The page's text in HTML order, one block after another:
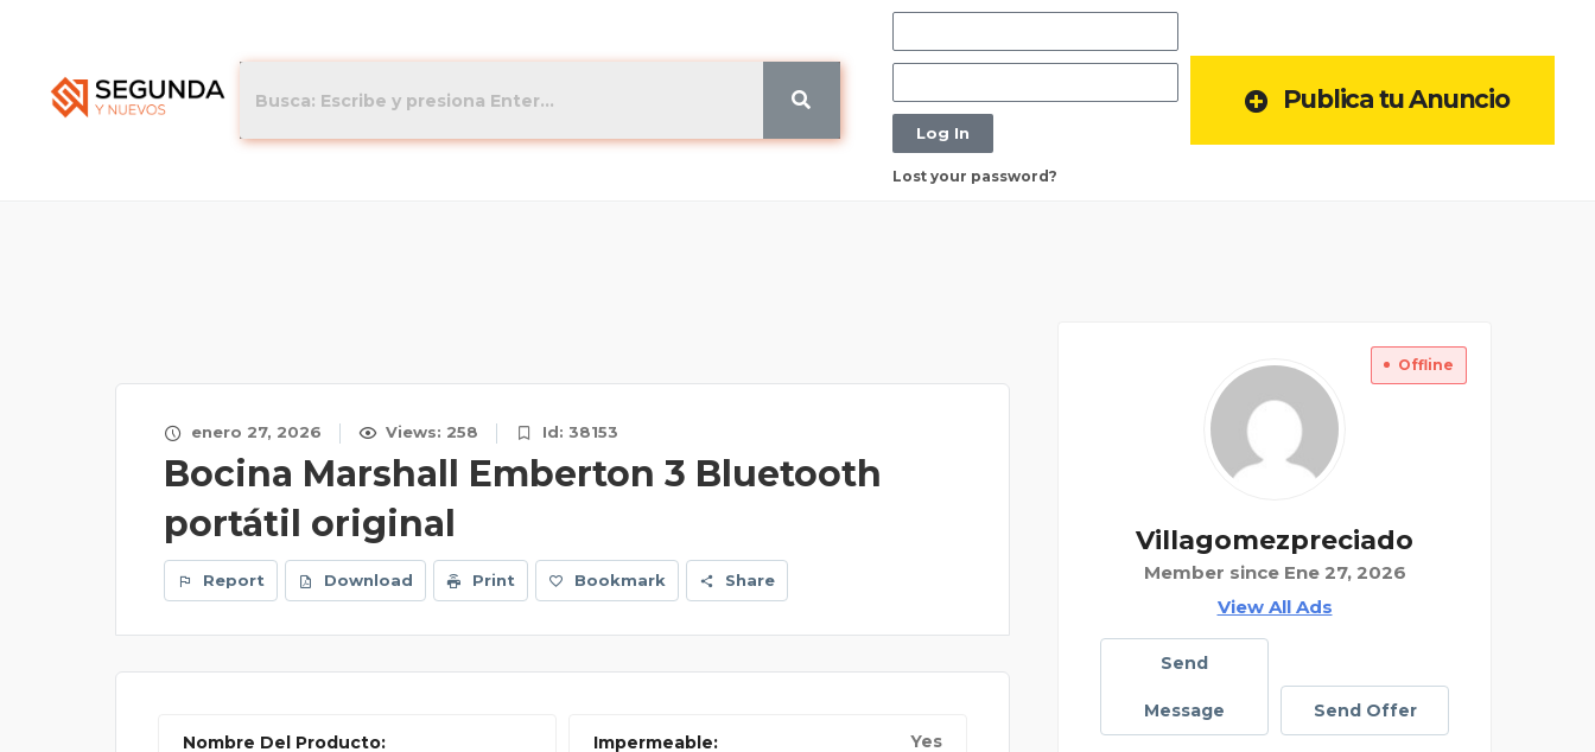
Log In
Lost your password?
Publica tu Anuncio
enero 27, 2026 Views: 258 Id: 38153
Bocina Marshall Emberton 3 Bluetooth
portátil original
Report Download Print Bookmark Share
Nombre Del Producto:
Impermeable: Yes
Offline
Villagomezpreciado
Member since Ene 27, 2026
View All Ads
Send
Message Send Offer